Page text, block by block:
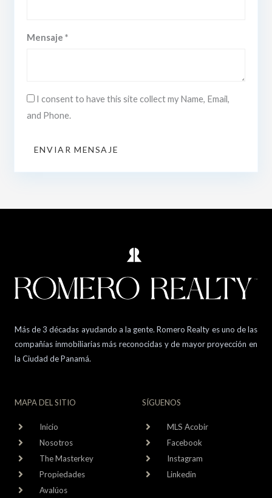
Mensaje *
I consent to have this site collect my Name, Email,
and Phone.
ENVIAR MENSAJE
Más de 3 décadas ayudando a la gente. Romero Realty es uno de las
compañías inmobiliarias más reconocidas y de mayor proyección en
la Ciudad de Panamá.
MAPA DEL SITIO
Inicio
Nosotros
The Masterkey
Propiedades
Avalúos
SÍGUENOS
MLS Acobir
Facebook
Instagram
Linkedin